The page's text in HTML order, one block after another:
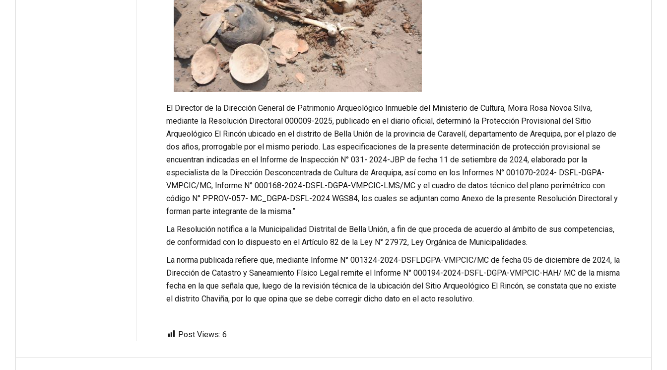
El Director de la Dirección General de Patrimonio Arqueológico Inmueble del Ministerio de Cultura, Moira Rosa Novoa Silva,
mediante la Resolución Directoral 000009-2025, publicado en el diario oficial, determinó la Protección Provisional del Sitio
Arqueológico El Rincón ubicado en el distrito de Bella Unión de la provincia de Caravelí, departamento de Arequipa, por el plazo de
dos años, prorrogable por el mismo periodo. Las especificaciones de la presente determinación de protección provisional se
encuentran indicadas en el Informe de Inspección N° 031- 2024-JBP de fecha 11 de setiembre de 2024, elaborado por la
especialista de la Dirección Desconcentrada de Cultura de Arequipa, así como en los Informes N° 001070-2024- DSFL-DGPA-
VMPCIC/MC, Informe N° 000168-2024-DSFL-DGPA-VMPCIC-LMS/MC y el cuadro de datos técnico del plano perimétrico con
código N° PPROV-057- MC_DGPA-DSFL-2024 WGS84, los cuales se adjuntan como Anexo de la presente Resolución Directoral y
forman parte integrante de la misma.”
La Resolución notifica a la Municipalidad Distrital de Bella Unión, a fin de que proceda de acuerdo al ámbito de sus competencias,
de conformidad con lo dispuesto en el Artículo 82 de la Ley N° 27972, Ley Orgánica de Municipalidades.
La norma publicada refiere que, mediante Informe N° 001324-2024-DSFLDGPA-VMPCIC/MC de fecha 05 de diciembre de 2024, la
Dirección de Catastro y Saneamiento Físico Legal remite el Informe N° 000194-2024-DSFL-DGPA-VMPCIC-HAH/ MC de la misma
fecha en la que señala que, luego de la revisión técnica de la ubicación del Sitio Arqueológico El Rincón, se constata que no existe
el distrito Chaviña, por lo que opina que se debe corregir dicho dato en el acto resolutivo.
Post Views: 6